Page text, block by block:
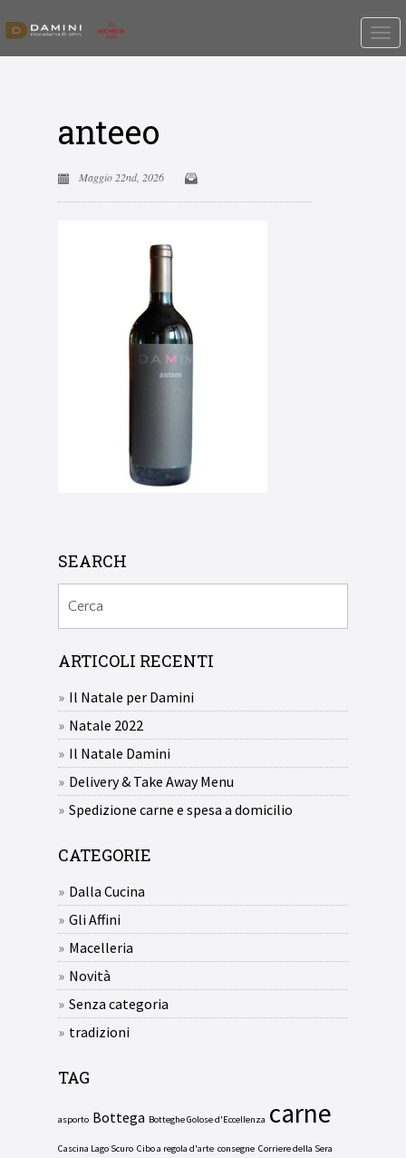
anteeo
Maggio 22nd, 2026
SEARCH
ARTICOLI RECENTI
Il Natale per Damini
Natale 2022
Il Natale Damini
Delivery & Take Away Menu
Spedizione carne e spesa a domicilio
CATEGORIE
Dalla Cucina
Gli Affini
Macelleria
Novità
Senza categoria
tradizioni
TAG
asporto Bottega Botteghe Golose d'Eccellenza carne
Cascina Lago Scuro Cibo a regola d'arte consegne Corriere della Sera